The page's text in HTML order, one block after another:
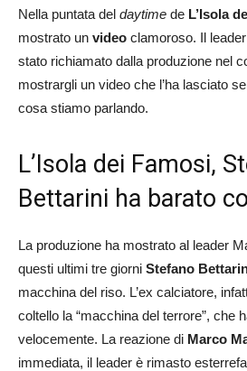
Nella puntata del daytime de L’Isola
mostrato un video clamoroso. Il leader
stato richiamato dalla produzione nel
mostrargli un video che l’ha lasciato
cosa stiamo parlando.
L’Isola dei Famosi,
Bettarini ha barato
La produzione ha mostrato al leader
questi ultimi tre giorni Stefano
macchina del riso. L’ex calciatore,
coltello la “macchina del terrore”, che
velocemente. La reazione di Marco
immediata, il leader è rimasto